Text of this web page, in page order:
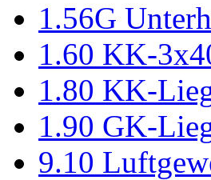
1.56G
1.60 KK-
1.80 KK-
1.90 GK-
9.10